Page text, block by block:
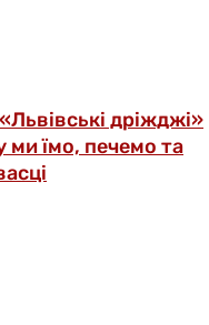
дріжджі»
ми їмо, печемо та